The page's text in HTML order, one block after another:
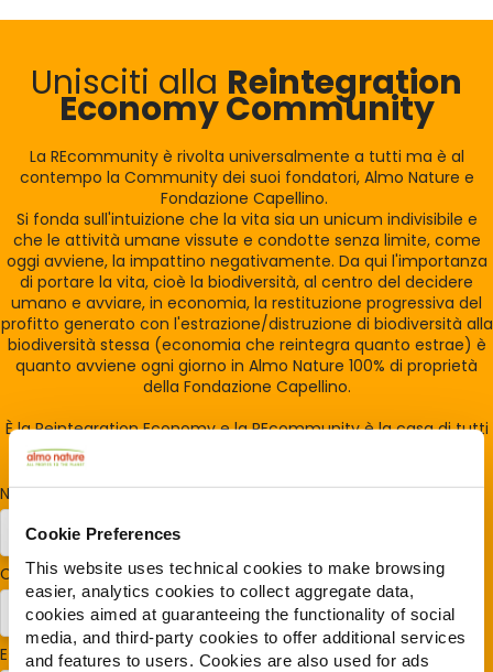
Cookie Preferences
This website uses technical cookies to make browsing
easier, analytics cookies to collect aggregate data,
cookies aimed at guaranteeing the functionality of social
media, and third-party cookies to offer additional services
and features to users. Cookies are also used for ads
Unisciti alla Reintegration
Economy Community
La REcommunity è rivolta universalmente a tutti ma è al
contempo la Community dei suoi fondatori, Almo Nature e
Fondazione Capellino.
Si fonda sull'intuizione che la vita sia un unicum indivisibile e
che le attività umane vissute e condotte senza limite, come
oggi avviene, la impattino negativamente. Da qui l'importanza
di portare la vita, cioè la biodiversità, al centro del decidere
umano e avviare, in economia, la restituzione progressiva del
profitto generato con l'estrazione/distruzione di biodiversità alla
biodiversità stessa (economia che reintegra quanto estrae) è
quanto avviene ogni giorno in Almo Nature 100% di proprietà
della Fondazione Capellino.
È la Reintegration Economy e la REcommunity è la casa di tutti
Nome*
Cognome*
E-mail*